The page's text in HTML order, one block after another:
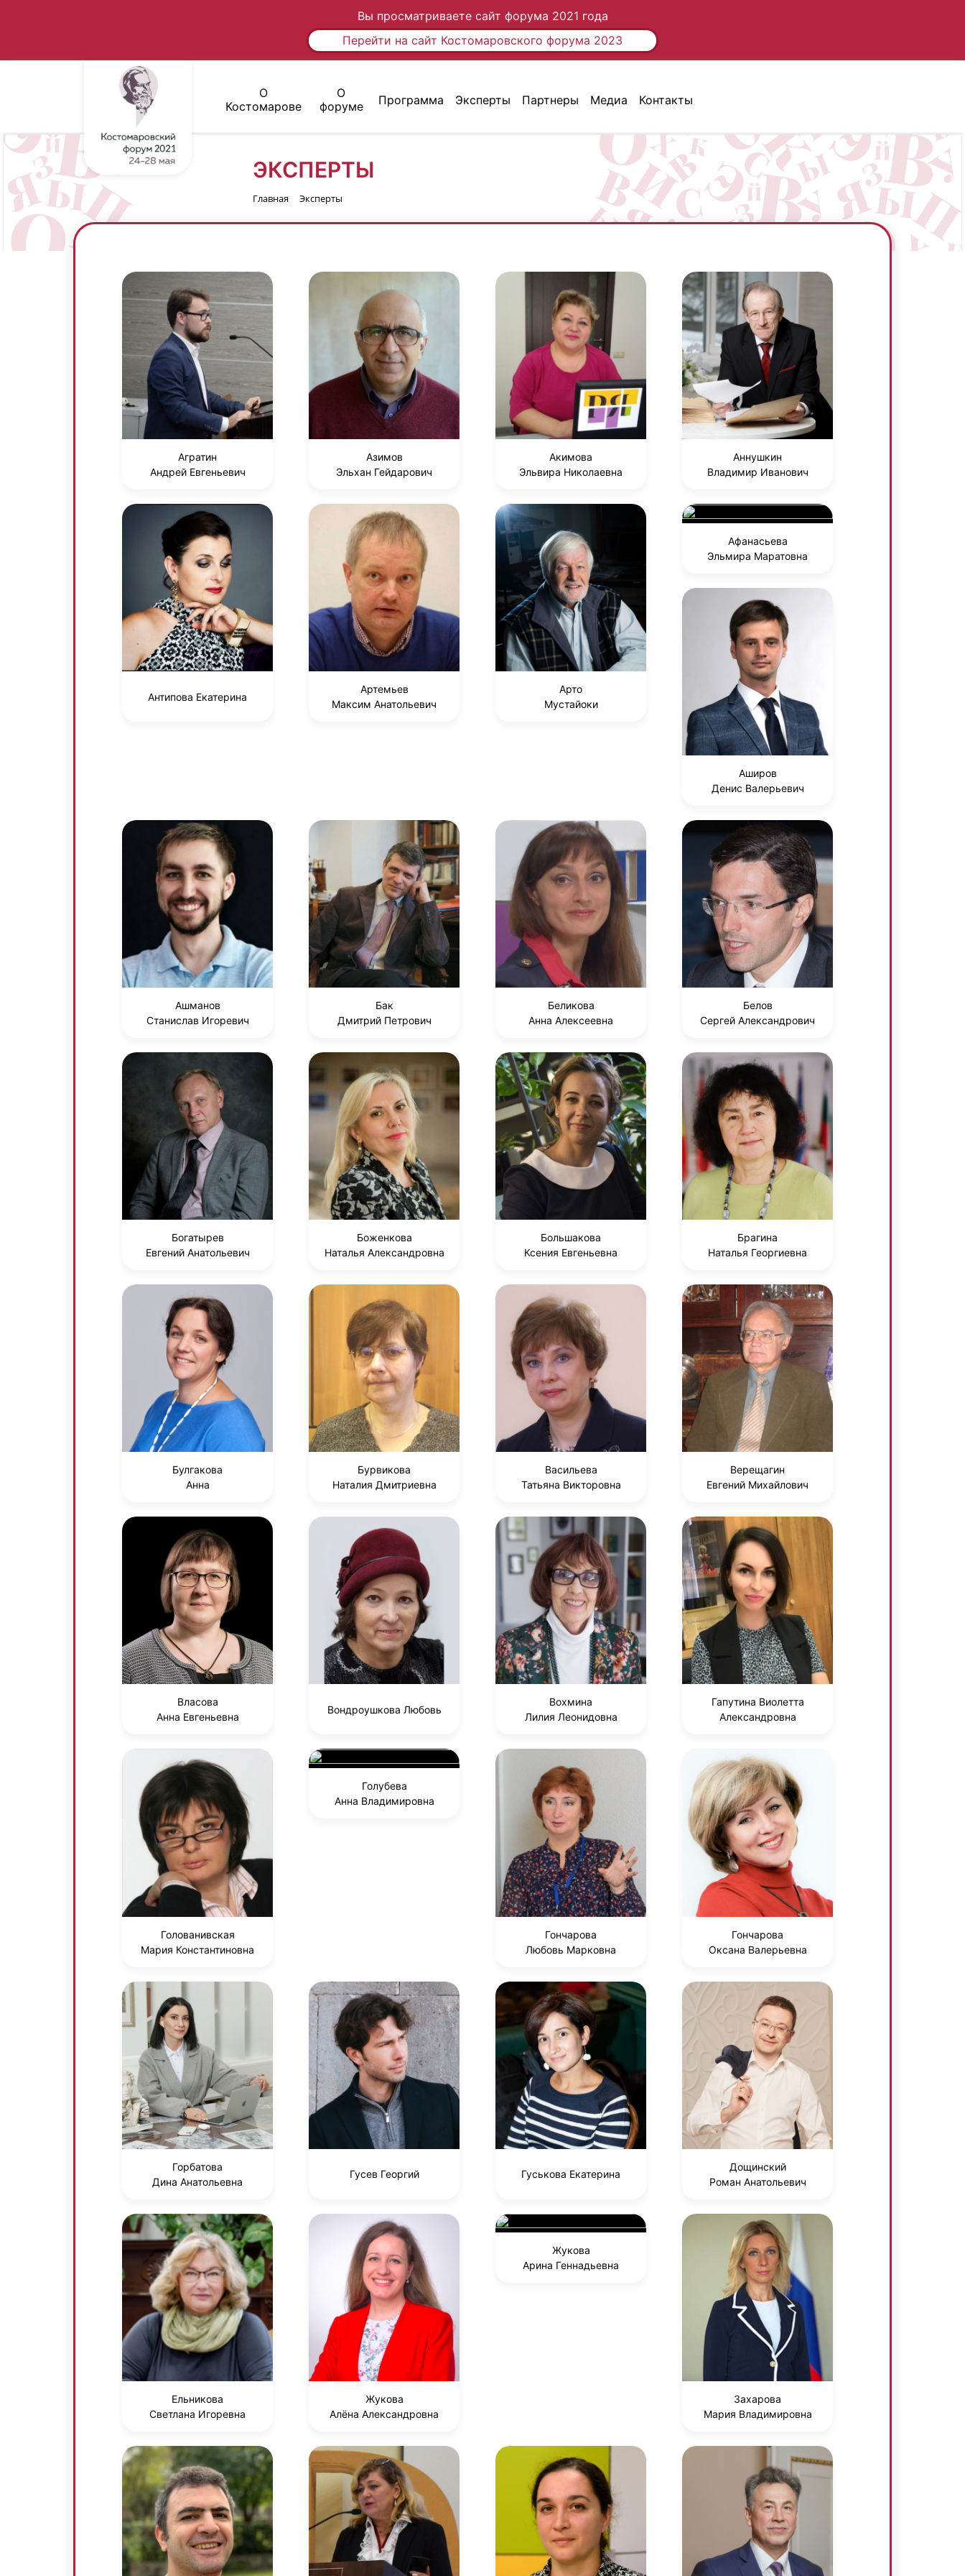
Вы просматриваете сайт форума 2021 года
Перейти на сайт Костомаровского форума 2023
О
Костомарове
О
форуме
Программа Эксперты Партнеры Медиа Контакты
ЭКСПЕРТЫ
Главная Эксперты
Агратин
Андрей Евгеньевич
Азимов
Эльхан Гейдарович
Акимова
Эльвира Николаевна
Аннушкин
Владимир Иванович
Антипова Екатерина
Артемьев
Максим Анатольевич
Арто
Мустайоки
Афанасьева
Эльмира Маратовна
Аширов
Денис Валерьевич
Ашманов
Станислав Игоревич
Бак
Дмитрий Петрович
Беликова
Анна Алексеевна
Белов
Сергей Александрович
Богатырев
Евгений Анатольевич
Боженкова
Наталья Александровна
Большакова
Ксения Евгеньевна
Брагина
Наталья Георгиевна
Булгакова
Анна
Бурвикова
Наталия Дмитриевна
Васильева
Татьяна Викторовна
Верещагин
Евгений Михайлович
Власова
Анна Евгеньевна
Вондроушкова Любовь
Вохмина
Лилия Леонидовна
Гапутина Виолетта
Александровна
Голованивская
Мария Константиновна
Голубева
Анна Владимировна
Гончарова
Любовь Марковна
Гончарова
Оксана Валерьевна
Горбатова
Дина Анатольевна
Гусев Георгий Гуськова Екатерина
Дощинский
Роман Анатольевич
Ельникова
Светлана Игоревна
Жукова
Алёна Александровна
Жукова
Арина Геннадьевна
Захарова
Мария Владимировна